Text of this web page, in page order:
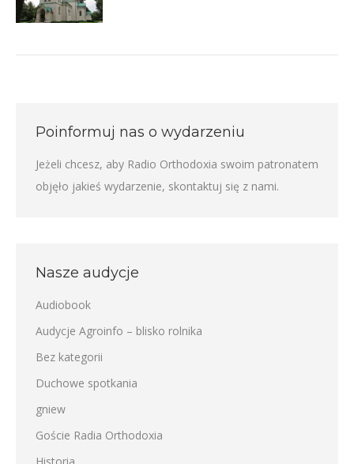
Poinformuj nas o wydarzeniu
Jeżeli chcesz, aby Radio Orthodoxia swoim patronatem
objęło jakieś wydarzenie, skontaktuj się z nami.
Nasze audycje
Audiobook
Audycje Agroinfo – blisko rolnika
Bez kategorii
Duchowe spotkania
gniew
Goście Radia Orthodoxia